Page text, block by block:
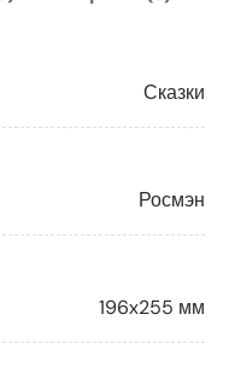
Сказки
Росмэн
196x255 мм